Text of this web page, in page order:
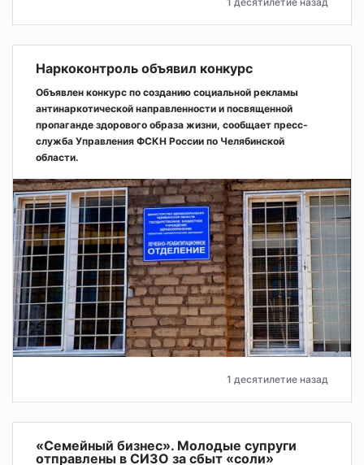
Наркоконтроль объявил конкурс
Объявлен конкурс по созданию социальной рекламы
антинаркотической направленности и посвященной
пропаганде здорового образа жизни, сообщает пресс-
служба Управления ФСКН России по Челябинской
области.
1 десятилетие назад
«Семейный бизнес». Молодые супруги
отправлены в СИЗО за сбыт «соли»